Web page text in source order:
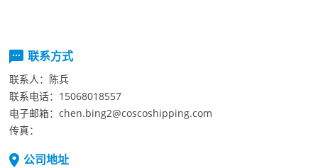
联系方式
联系人： 陈兵
联系电话： 15068018557
电子邮箱： chen.bing2@coscoshipping.com
传真：
公司地址